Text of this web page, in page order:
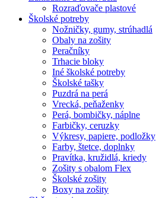
Rozraďovače plastové
Školské potreby
Nožničky, gumy, strúhadlá
Obaly na zošity
Peračníky
Trhacie bloky
Iné školské potreby
Školské tašky
Puzdrá na perá
Vrecká, peňaženky
Perá, bombičky, náplne
Farbičky, ceruzky
Výkresy, papiere, podložky
Farby, štetce, doplnky
Pravítka, kružidlá, kriedy
Zošity s obalom Flex
Školské zošity
Boxy na zošity